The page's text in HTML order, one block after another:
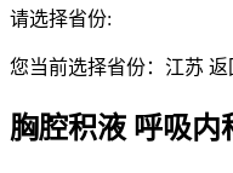
请选择省份:
您当前选择省份： 江苏 返
胸腔积液 呼吸内